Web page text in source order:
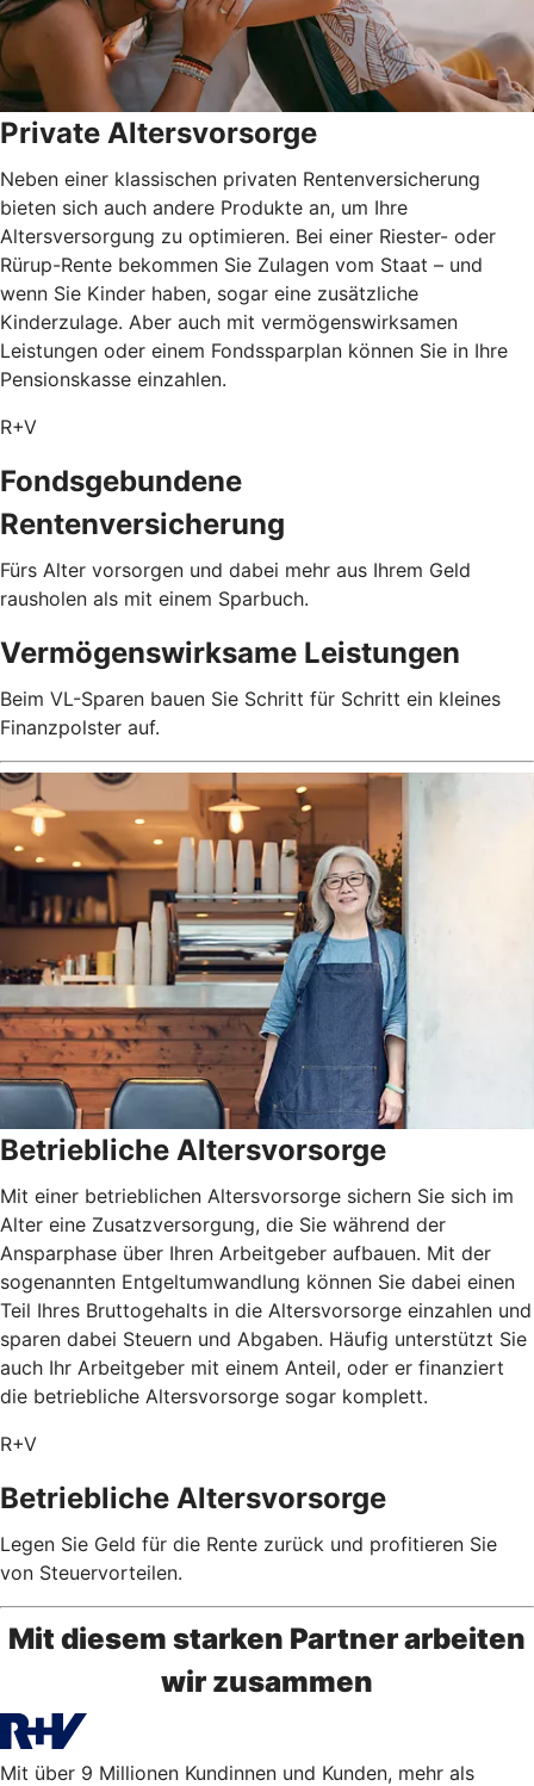
Private Altersvorsorge
Neben einer klassischen privaten Rentenversicherung
bieten sich auch andere Produkte an, um Ihre
Altersversorgung zu optimieren. Bei einer Riester- oder
Rürup-Rente bekommen Sie Zulagen vom Staat – und
wenn Sie Kinder haben, sogar eine zusätzliche
Kinderzulage. Aber auch mit vermögenswirksamen
Leistungen oder einem Fondssparplan können Sie in Ihre
Pensionskasse einzahlen.
R+V
Fondsgebundene
Rentenversicherung
Fürs Alter vorsorgen und dabei mehr aus Ihrem Geld
rausholen als mit einem Sparbuch.
Vermögenswirksame Leistungen
Beim VL-Sparen bauen Sie Schritt für Schritt ein kleines
Finanzpolster auf.
Betriebliche Altersvorsorge
Mit einer betrieblichen Altersvorsorge sichern Sie sich im
Alter eine Zusatzversorgung, die Sie während der
Ansparphase über Ihren Arbeitgeber aufbauen. Mit der
sogenannten Entgeltumwandlung können Sie dabei einen
Teil Ihres Bruttogehalts in die Altersvorsorge einzahlen und
sparen dabei Steuern und Abgaben. Häufig unterstützt Sie
auch Ihr Arbeitgeber mit einem Anteil, oder er finanziert
die betriebliche Altersvorsorge sogar komplett.
R+V
Betriebliche Altersvorsorge
Legen Sie Geld für die Rente zurück und profitieren Sie
von Steuervorteilen.
Mit diesem starken Partner arbeiten
wir zusammen
Mit über 9 Millionen Kundinnen und Kunden, mehr als